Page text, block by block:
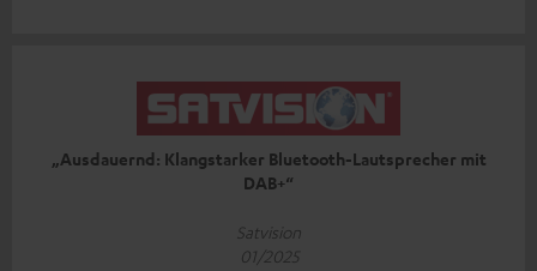
„Ausdauernd: Klangstarker Bluetooth-Lautsprecher mit
DAB+“
Satvision
01/2025